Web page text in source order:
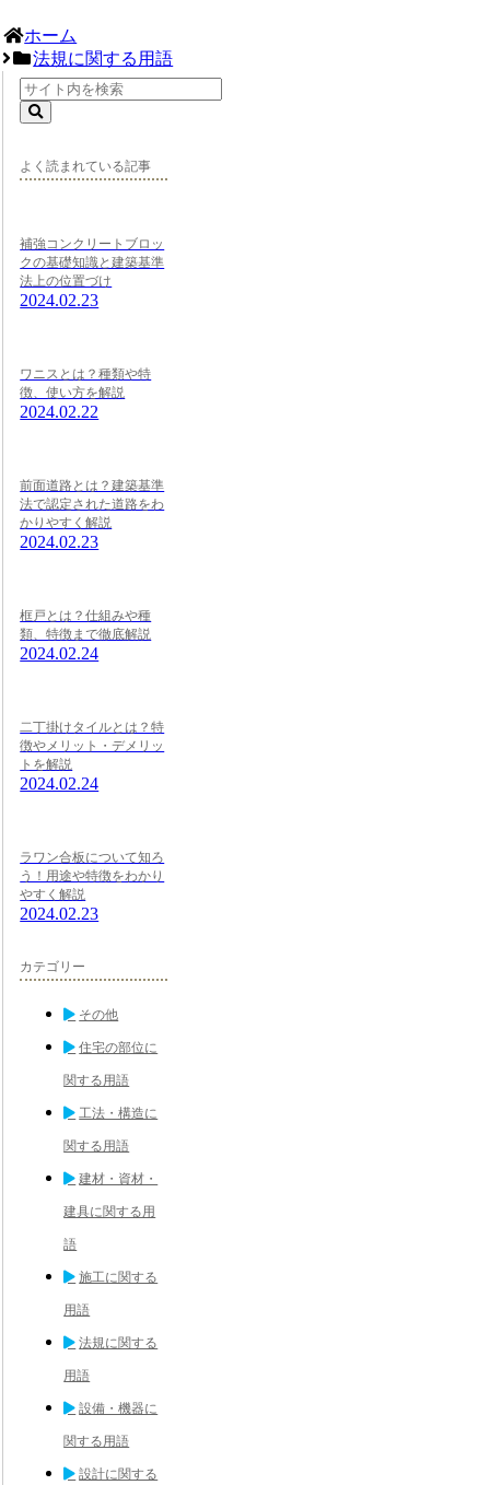
ホーム
法規に関する用語
よく読まれている記事
補強コンクリートブロッ
クの基礎知識と建築基準
法上の位置づけ
2024.02.23
ワニスとは？種類や特
徴、使い方を解説
2024.02.22
前面道路とは？建築基準
法で認定された道路をわ
かりやすく解説
2024.02.23
框戸とは？仕組みや種
類、特徴まで徹底解説
2024.02.24
二丁掛けタイルとは？特
徴やメリット・デメリッ
トを解説
2024.02.24
ラワン合板について知ろ
う！用途や特徴をわかり
やすく解説
2024.02.23
カテゴリー
その他
住宅の部位に
関する用語
工法・構造に
関する用語
建材・資材・
建具に関する用
語
施工に関する
用語
法規に関する
用語
設備・機器に
関する用語
設計に関する